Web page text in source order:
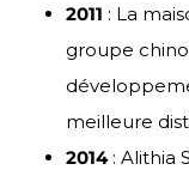
2011 : La
groupe
meilleure
2014: Alithia